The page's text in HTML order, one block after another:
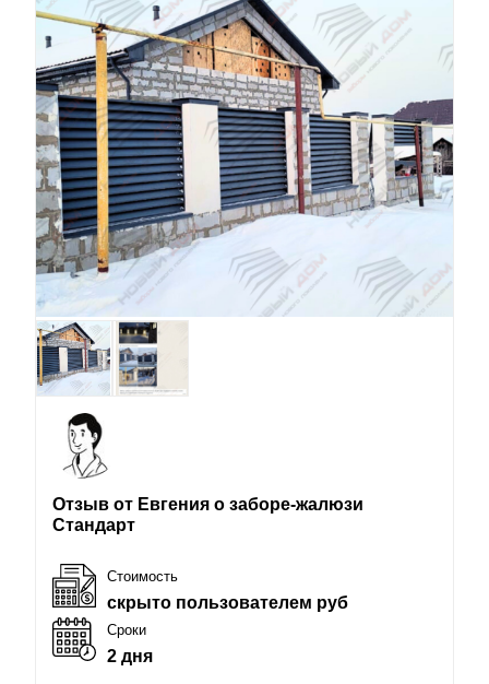
Отзыв от Евгения о заборе-жалюзи
Стандарт
Стоимость
скрыто пользователем руб
Сроки
2 дня